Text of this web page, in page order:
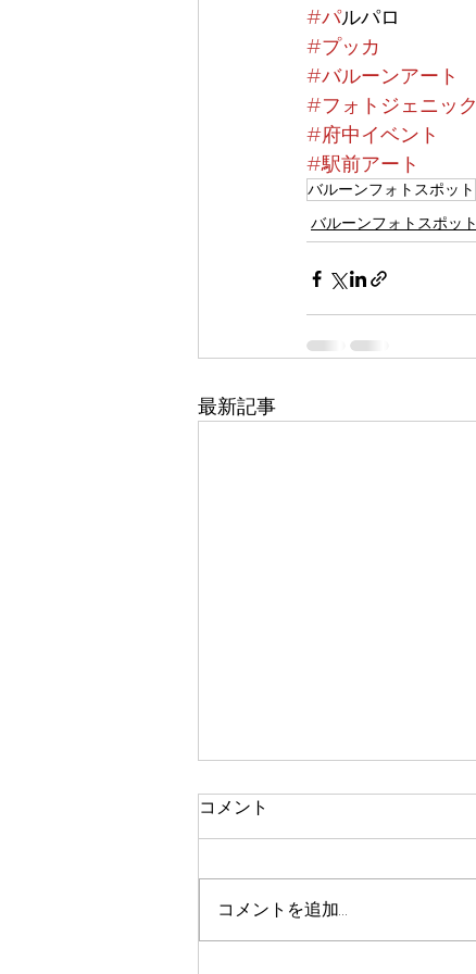
#パルパロ
#プッカ
#バルーンアート
#フォトジェニック
#府中イベント
#駅前アート
バルーンフォトスポット
バルーンフォトスポット
最新記事
コメント
コメントを追加…